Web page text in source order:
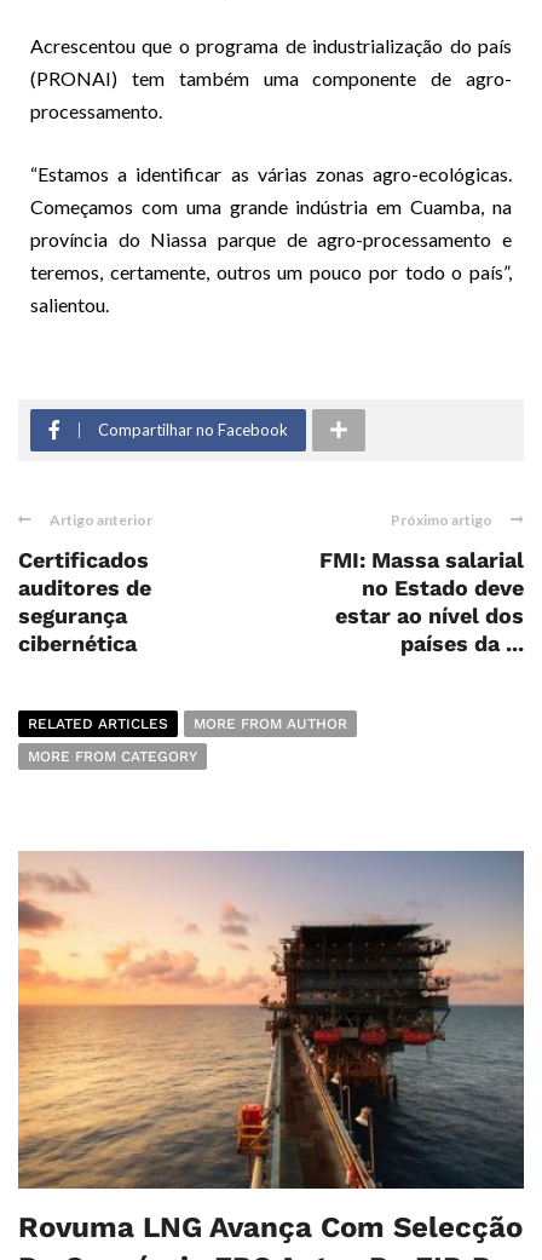
Acrescentou que o programa de industrialização do país
(PRONAI) tem também uma componente de agro-
processamento.
“Estamos a identificar as várias zonas agro-ecológicas.
Começamos com uma grande indústria em Cuamba, na
província do Niassa parque de agro-processamento e
teremos, certamente, outros um pouco por todo o país”,
salientou.
Compartilhar no Facebook
Artigo anterior
Certificados
auditores de
segurança
cibernética
Próximo artigo
FMI: Massa salarial
no Estado deve
estar ao nível dos
países da ...
RELATED ARTICLES
MORE FROM AUTHOR
MORE FROM CATEGORY
Rovuma LNG Avança Com Selecção